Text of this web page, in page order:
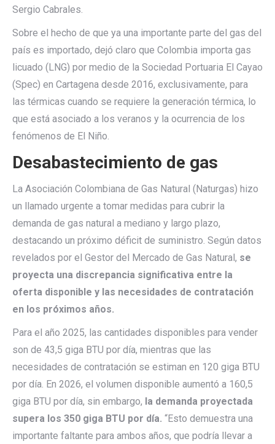
Sergio Cabrales.
Sobre el hecho de que ya una importante parte del gas del
país es importado, dejó claro que Colombia importa gas
licuado (LNG) por medio de la Sociedad Portuaria El Cayao
(Spec) en Cartagena desde 2016, exclusivamente, para
las térmicas cuando se requiere la generación térmica, lo
que está asociado a los veranos y la ocurrencia de los
fenómenos de El Niño.
Desabastecimiento de gas
La Asociación Colombiana de Gas Natural (Naturgas) hizo
un llamado urgente a tomar medidas para cubrir la
demanda de gas natural a mediano y largo plazo,
destacando un próximo déficit de suministro. Según datos
revelados por el Gestor del Mercado de Gas Natural, se
proyecta una discrepancia significativa entre la
oferta disponible y las necesidades de contratación
en los próximos años.
Para el año 2025, las cantidades disponibles para vender
son de 43,5 giga BTU por día, mientras que las
necesidades de contratación se estiman en 120 giga BTU
por día. En 2026, el volumen disponible aumentó a 160,5
giga BTU por día, sin embargo, la demanda proyectada
supera los 350 giga BTU por día. “Esto demuestra una
importante faltante para ambos años, que podría llevar a